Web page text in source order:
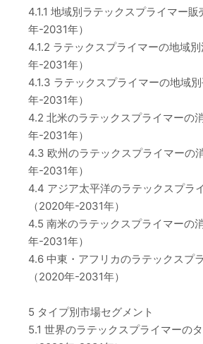
4.1.1 地域別ラテックスプライマー
年-2031年）
4.1.2 ラテックスプライマーの地域
年-2031年）
4.1.3 ラテックスプライマーの地域
年-2031年）
4.2 北米のラテックスプライマーの
年-2031年）
4.3 欧州のラテックスプライマーの
年-2031年）
4.4 アジア太平洋のラテックスプラ
（2020年-2031年）
4.5 南米のラテックスプライマーの
年-2031年）
4.6 中東・アフリカのラテックスプ
（2020年-2031年）
5 タイプ別市場セグメント
5.1 世界のラテックスプライマーの